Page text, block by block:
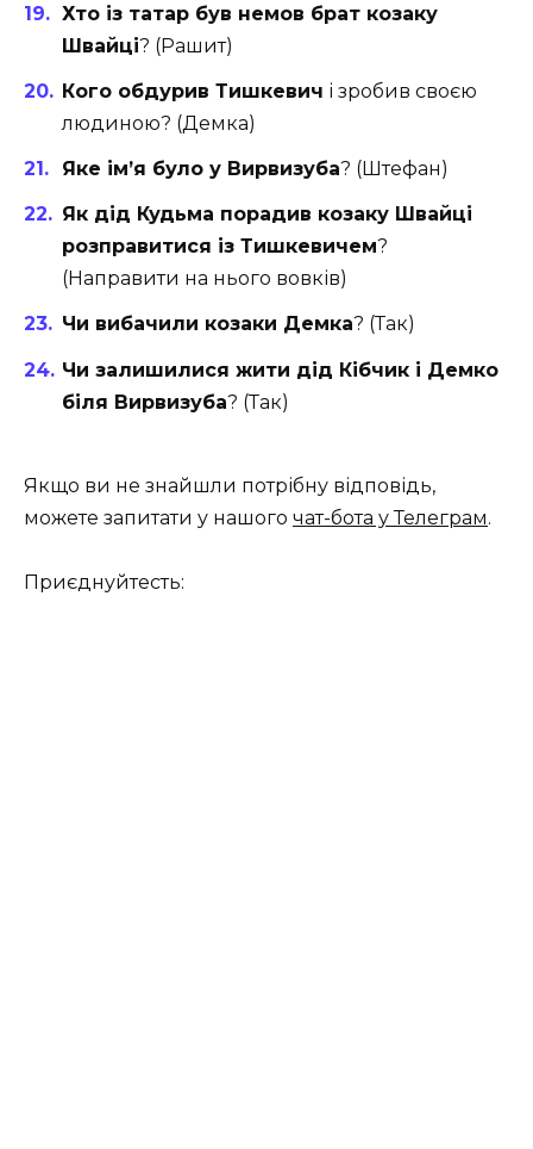
Хто із татар був немов брат козаку
Швайці? (Рашит)
Кого обдурив Тишкевич і зробив своєю
людиною? (Демка)
Яке ім’я було у Вирвизуба? (Штефан)
Як дід Кудьма порадив козаку Швайці
розправитися із Тишкевичем?
(Направити на нього вовків)
Чи вибачили козаки Демка? (Так)
Чи залишилися жити дід Кібчик і Демко
біля Вирвизуба? (Так)
Якщо ви не знайшли потрібну відповідь,
можете запитати у нашого чат-бота у Телеграм.
Приєднуйтесть: